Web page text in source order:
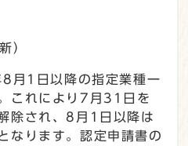
）
月1日以降の指定業種一
これにより7月31日を
除され、8月1日以降は
なります。認定申請書の